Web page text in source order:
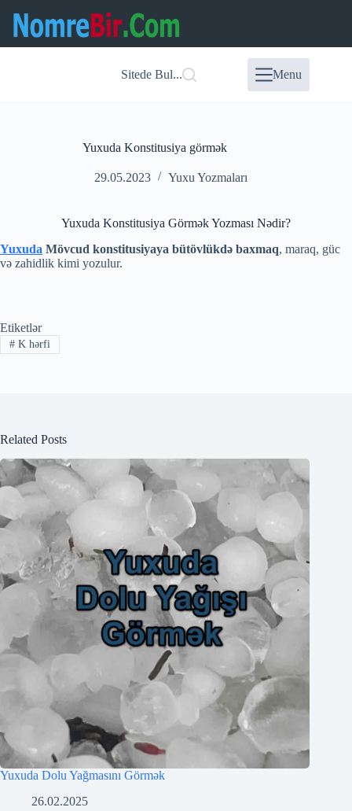
content
Sitede Bul... Menu
Yuxuda Konstitusiya görmək
29.05.2023 Yuxu Yozmaları
Yuxuda Konstitusiya Görmək Yozması Nədir?
Yuxuda Mövcud konstitusiyaya bütövlükdə baxmaq, maraq, güc
və zahidlik kimi yozulur.
Etiketlər
#K hərfi
Related Posts
Yuxuda Dolu Yağmasını Görmək
26.02.2025